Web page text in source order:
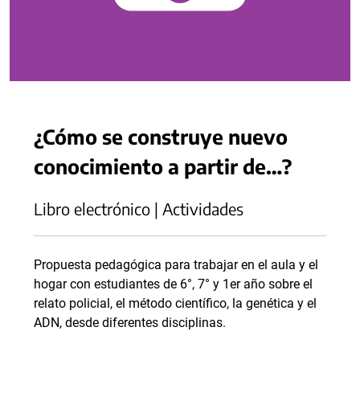
¿Cómo se construye nuevo
conocimiento a partir de…?
Libro electrónico | Actividades
Propuesta pedagógica para trabajar en el aula y el
hogar con estudiantes de 6°, 7° y 1er año sobre el
relato policial, el método científico, la genética y el
ADN, desde diferentes disciplinas.